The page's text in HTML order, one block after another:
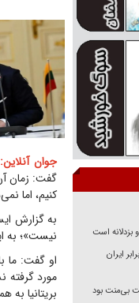
جوان آنلاین:
گفت: زمان
کنیم، اما
به گزارش
نیست»؛ به
او گفت: ما
مورد گرفته
بریتانیا
بزدلانه است
ایران
بی‌منت بود